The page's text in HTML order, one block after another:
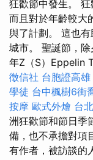
狂歡節中發生。 狂
而且對於年齡較大
與了計劃。 這也
城市。 聖誕節，
年Z（S）Eppelin
徵信社 台胞證高雄
學徒 台中楓樹6街
按摩 歐式外燴 台
洲狂歡節和節日季
備，也不承擔對項
有作者，被訪談的